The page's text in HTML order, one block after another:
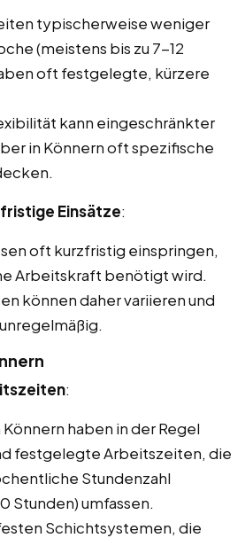
typischerweise weniger
(meistens bis zu 7-12
oft festgelegte, kürzere
kann eingeschränkter
in Könnern oft spezifische
Einsätze:
oft kurzfristig einspringen,
Arbeitskraft benötigt wird.
können daher variieren und
:
haben in der Regel
festgelegte Arbeitszeiten, die
Stundenzahl
Stunden) umfassen.
Schichtsystemen, die